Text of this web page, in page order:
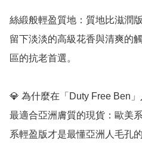
絲緞般輕盈質地：質地比滋潤
留下淡淡的高級花香與清爽的
區的抗老首選。
💎 為什麼在「Duty Free Ben
最適合亞洲膚質的現貨：歐美
系輕盈版才是最懂亞洲人毛孔